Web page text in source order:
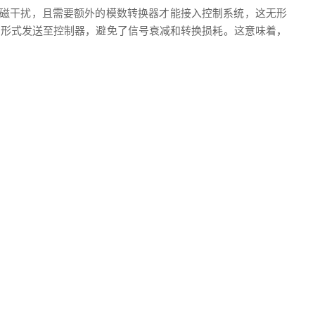
干扰，且需要额外的模数转换器才能接入控制系统，这无形
发送至控制器，避免了信号衰减和转换损耗。这意味着，